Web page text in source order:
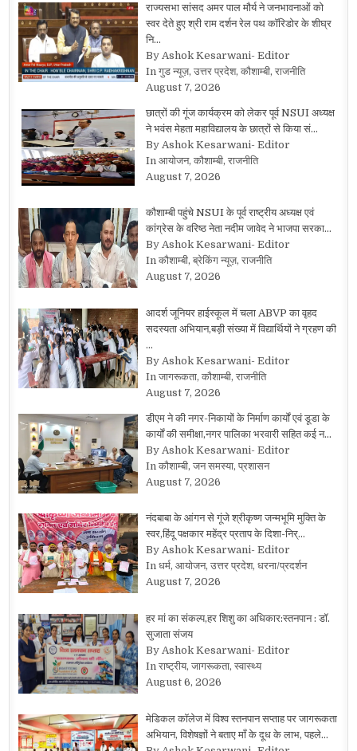
राज्यसभा सांसद अमर पाल मौर्य ने जनभावनाओं को
स्वर देते हुए श्री राम दर्शन रेल पथ कॉरिडोर के शीघ्र
नि…
By Ashok Kesarwani- Editor
In गुड न्यूज़, उत्तर प्रदेश, कौशाम्बी, राजनीति
August 7, 2026
छात्रों की गूंज कार्यक्रम को लेकर पूर्व NSUI अध्यक्ष
ने भवंस मेहता महाविद्यालय के छात्रों से किया सं…
By Ashok Kesarwani- Editor
In आयोजन, कौशाम्बी, राजनीति
August 7, 2026
कौशाम्बी पहुंचे NSUI के पूर्व राष्ट्रीय अध्यक्ष एवं
कांग्रेस के वरिष्ठ नेता नदीम जावेद ने भाजपा सरका…
By Ashok Kesarwani- Editor
In कौशाम्बी, ब्रेकिंग न्यूज़, राजनीति
August 7, 2026
आदर्श जूनियर हाईस्कूल में चला ABVP का वृहद
सदस्यता अभियान,बड़ी संख्या में विद्यार्थियों ने ग्रहण की
…
By Ashok Kesarwani- Editor
In जागरूकता, कौशाम्बी, राजनीति
August 7, 2026
डीएम ने की नगर-निकायों के निर्माण कार्यों एवं डूडा के
कार्यों की समीक्षा,नगर पालिका भरवारी सहित कई न…
By Ashok Kesarwani- Editor
In कौशाम्बी, जन समस्या, प्रशासन
August 7, 2026
नंदबाबा के आंगन से गूंजे श्रीकृष्ण जन्मभूमि मुक्ति के
स्वर,हिंदू पक्षकार महेंद्र प्रताप के दिशा-निर्…
By Ashok Kesarwani- Editor
In धर्म, आयोजन, उत्तर प्रदेश, धरना/प्रदर्शन
August 7, 2026
हर मां का संकल्प,हर शिशु का अधिकार:स्तनपान : डॉ.
सुजाता संजय
By Ashok Kesarwani- Editor
In राष्ट्रीय, जागरूकता, स्वास्थ्य
August 6, 2026
मेडिकल कॉलेज में विश्व स्तनपान सप्ताह पर जागरूकता
अभियान, विशेषज्ञों ने बताए माँ के दूध के लाभ, पहले…